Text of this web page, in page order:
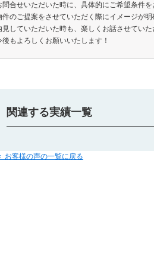
問合せいただいた時に、具体的にご希望条件
件のご提案をさせていただく際にイメージが明
見していただいた時も、楽しくお話させていた
後もよろしくお願いいたします！
関連する実績一覧
お客様の声の一覧に戻る